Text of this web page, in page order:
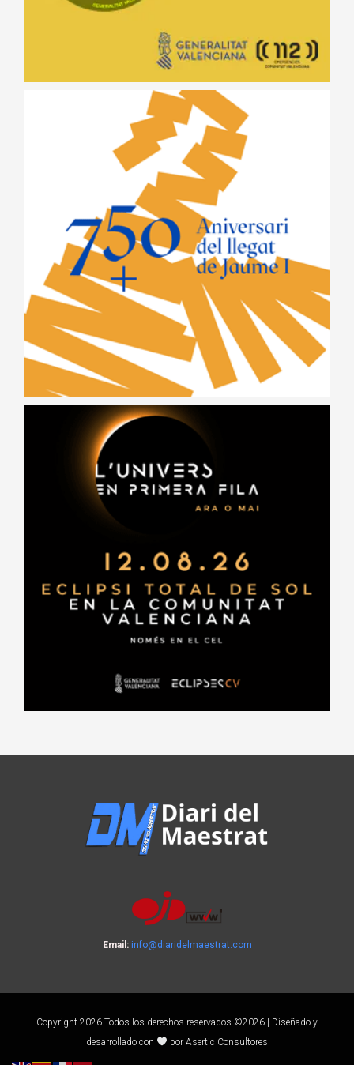
Email: info@diaridelmaestrat.com
Copyright 2026 Todos los derechos reservados ©2026 | Diseñado y
desarrollado con
por Asertic Consultores